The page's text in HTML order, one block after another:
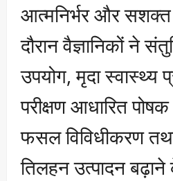
आत्मनिर्भर और
दौरान वैज्ञानिकों ने
उपयोग, मृदा स्वास्थ्य
परीक्षण आधारित
फसल विविधीकरण
तिलहन उत्पादन बढ़ाने